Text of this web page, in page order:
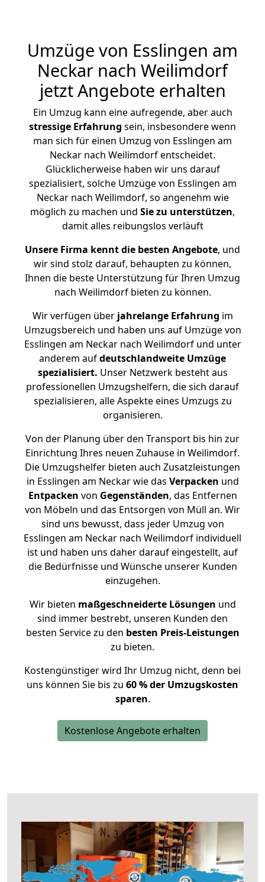
Umzüge von Esslingen am
Neckar nach Weilimdorf
jetzt Angebote erhalten
Ein Umzug kann eine aufregende, aber auch
stressige Erfahrung sein, insbesondere wenn
man sich für einen Umzug von Esslingen am
Neckar nach Weilimdorf entscheidet.
Glücklicherweise haben wir uns darauf
spezialisiert, solche Umzüge von Esslingen am
Neckar nach Weilimdorf, so angenehm wie
möglich zu machen und Sie zu unterstützen,
damit alles reibungslos verläuft
Unsere Firma kennt die besten Angebote, und
wir sind stolz darauf, behaupten zu können,
Ihnen die beste Unterstützung für Ihren Umzug
nach Weilimdorf bieten zu können.
Wir verfügen überjahrelange Erfahrung im
Umzugsbereich und haben uns auf Umzüge von
Esslingen am Neckar nach Weilimdorf und unter
anderem aufdeutschlandweite Umzüge
spezialisiert. Unser Netzwerk besteht aus
professionellen Umzugshelfern, die sich darauf
spezialisieren, alle Aspekte eines Umzugs zu
organisieren.
Von der Planung über den Transport bis hin zur
Einrichtung Ihres neuen Zuhause in Weilimdorf.
Die Umzugshelfer bieten auch Zusatzleistungen
in Esslingen am Neckar wie das Verpacken und
Entpacken von Gegenständen, das Entfernen
von Möbeln und das Entsorgen von Müll an. Wir
sind uns bewusst, dass jeder Umzug von
Esslingen am Neckar nach Weilimdorf individuell
ist und haben uns daher darauf eingestellt, auf
die Bedürfnisse und Wünsche unserer Kunden
einzugehen.
Wir bieten maßgeschneiderte Lösungen und
sind immer bestrebt, unseren Kunden den
besten Service zu den besten Preis-Leistungen
zu bieten.
Kostengünstiger wird Ihr Umzug nicht, denn bei
uns können Sie bis zu 60 % der Umzugskosten
sparen.
Kostenlose Angebote erhalten